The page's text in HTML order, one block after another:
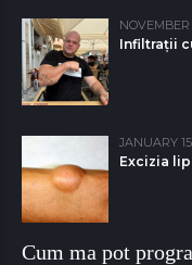
NOVEMBER
Infiltrații
JANUARY
Excizia
Cum ma pot